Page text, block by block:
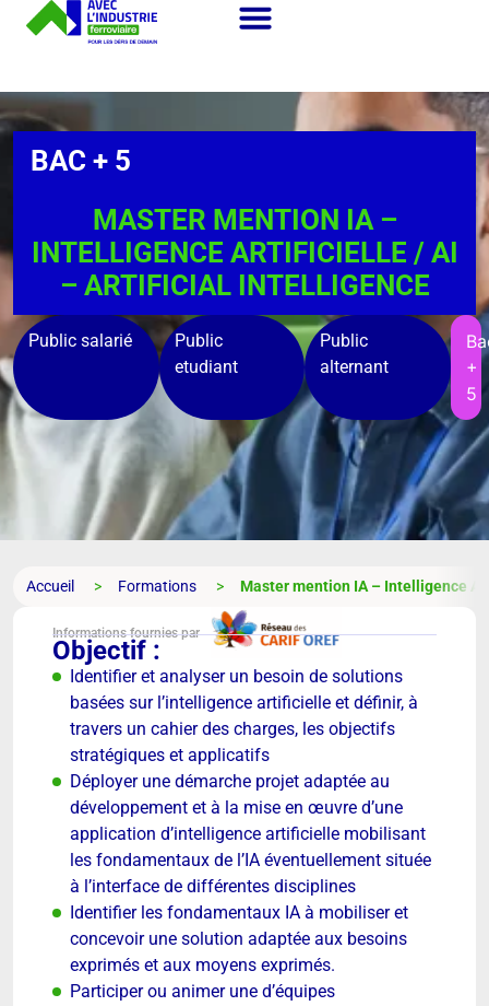
BAC + 5
MASTER MENTION IA –
INTELLIGENCE ARTIFICIELLE / AI
– ARTIFICIAL INTELLIGENCE
Public salarié
Public
etudiant
Public
alternant
+
5
Accueil Formations Master mention IA – Intelligence
Informations fournies par
Objectif :
Identifier et analyser un besoin de solutions
basées sur l’intelligence artificielle et définir, à
travers un cahier des charges, les objectifs
stratégiques et applicatifs
Déployer une démarche projet adaptée au
développement et à la mise en œuvre d’une
application d’intelligence artificielle mobilisant
les fondamentaux de l’IA éventuellement située
à l’interface de différentes disciplines
Identifier les fondamentaux IA à mobiliser et
concevoir une solution adaptée aux besoins
exprimés et aux moyens exprimés.
Participer ou animer une d’équipes